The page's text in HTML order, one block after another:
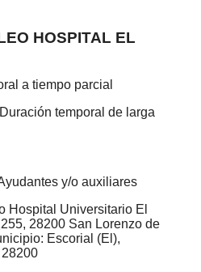
HOSPITAL EL
a tiempo parcial
temporal de larga
y/o auxiliares
Hospital Universitario El
28200 San Lorenzo de
Escorial (El),